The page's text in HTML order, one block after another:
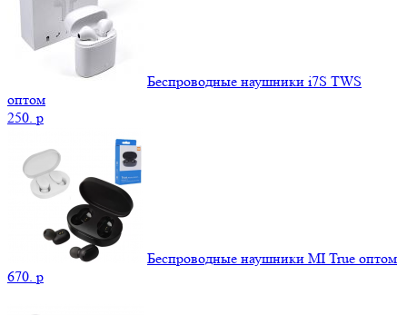
Беспроводные наушники i7S TWS
оптом
250. p
Беспроводные наушники MI True оптом
670. p